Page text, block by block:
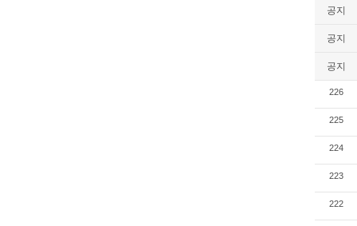
공지
공지
공지
226
225
224
223
222